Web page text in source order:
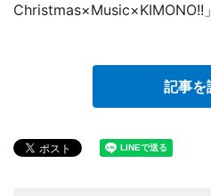
Christmas×Music×KIMONO!!
記事を